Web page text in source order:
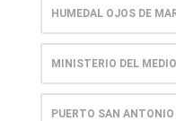
HUMEDAL OJOS DE
MINISTERIO DEL
PUERTO SAN ANTONIO